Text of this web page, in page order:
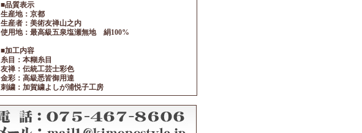
■品質表示
生産地：京都
生産者：美術友禅山之内
使用地：最高級五泉塩瀬無地 絹100%
■加工内容
糸目：本糊糸目
友禅：伝統工芸士彩色
金彩：高級悉皆御用達
刺繍：加賀繍よしが浦悦子工房